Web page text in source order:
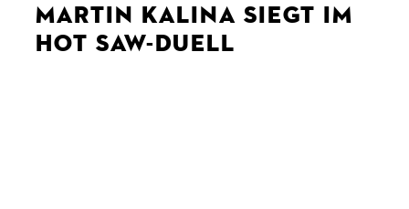
MARTIN KALINA SIEGT IM
HOT SAW-DUELL